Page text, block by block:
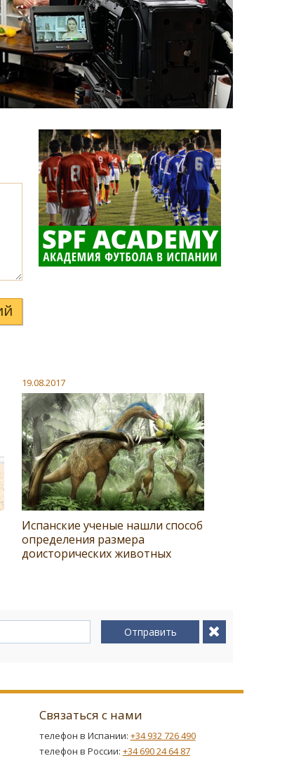
19.08.2017
Испанские ученые нашли способ
определения размера
доисторических животных
Отправить
Связаться с нами
телефон в Испании: +34 932 726 490
телефон в России: +34 690 24 64 87